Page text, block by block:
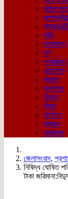
পাঠক
সম্পাদকীয়
স্বাস্থ্য-
কৃষি
গণমাধ্যম
ধর্ম
নগরজিবন
নারি-শিশু
প্রবাস
প্রশাসন
ফিচার
শিক্ষা
সাহিত্য
স্বাস্থ্য
সারাদেশ
জেলাসংবাদ,
নিষিদ্ধ ঘোষিত
টাকা